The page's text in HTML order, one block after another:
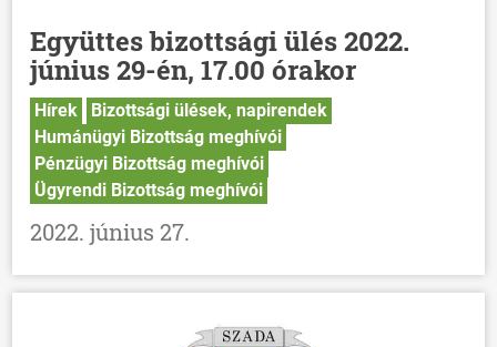
Együttes bizottsági ülés 2022.
június 29-én, 17.00 órakor
Hírek
Bizottsági ülések, napirendek
Humánügyi Bizottság meghívói
Pénzügyi Bizottság meghívói
Ügyrendi Bizottság meghívói
2022. június 27.